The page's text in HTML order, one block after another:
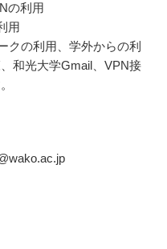
の利用
用
クの利用、学外からの利
和光大学Gmail、VPN接